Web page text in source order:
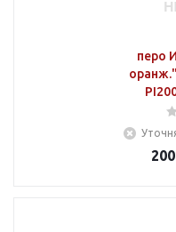
перо
200